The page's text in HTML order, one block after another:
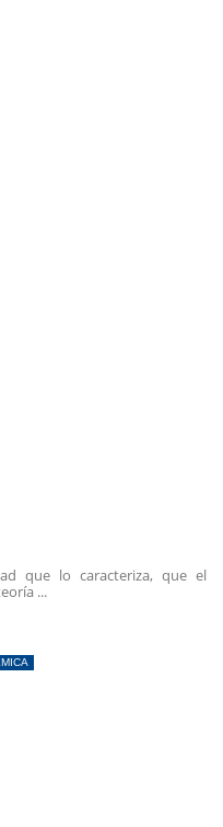
que lo caracteriza, que el
...